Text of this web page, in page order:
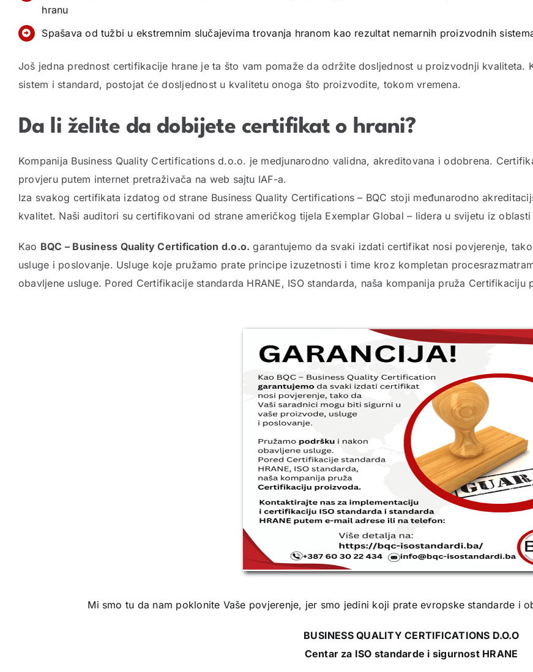
hranu
Spašava od tužbi u ekstremnim slučajevima trovanja hranom kao rezultat nemarnih proizvodnih
Još jedna prednost certifikacije hrane je ta što vam pomaže da održite dosljednost u proizvodnji
sistem i standard, postojat će dosljednost u kvalitetu onoga što proizvodite, tokom vremena.
Da li želite da dobijete certifikat o hrani?
Kompanija Business Quality Certifications d.o.o. je medjunarodno validna, akreditovana i odobrena.
provjeru putem internet pretraživača na web sajtu IAF-a.
Iza svakog certifikata izdatog od strane Business Quality Certifications – BQC stoji međunarodno
kvalitet. Naši auditori su certifikovani od strane američkog tijela Exemplar Global – lidera u svijetu iz
Kao BQC – Business Quality Certification d.o.o. garantujemo da svaki izdati certifikat nosi povjerenje,
usluge i poslovanje. Usluge koje pružamo prate principe izuzetnosti i time kroz kompletan
obavljene usluge. Pored Certifikacije standarda HRANE, ISO standarda, naša kompanija pruža Certifikaciju
Mi smo tu da nam poklonite Vaše povjerenje, jer smo jedini koji prate evropske standarde i
BUSINESS QUALITY CERTIFICATIONS D.O.O
Centar za ISO standarde i sigurnost HRANE